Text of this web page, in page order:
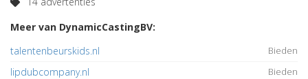
Meer van DynamicCastingBV:
talentenbeurskids.nl
Bieden
lipdubcompany.nl Bieden